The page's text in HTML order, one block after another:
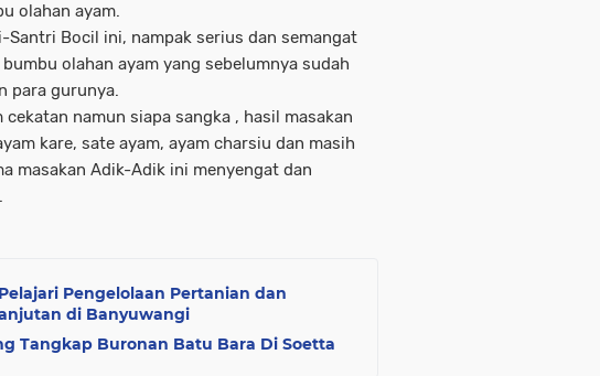
olahan ayam.
Bocil ini, nampak serius dan semangat
olahan ayam yang sebelumnya sudah
para gurunya.
namun siapa sangka , hasil masakan
kare, sate ayam, ayam charsiu dan masih
masakan Adik-Adik ini menyengat dan
Pengelolaan Pertanian dan
di Banyuwangi
Tangkap Buronan Batu Bara Di Soetta